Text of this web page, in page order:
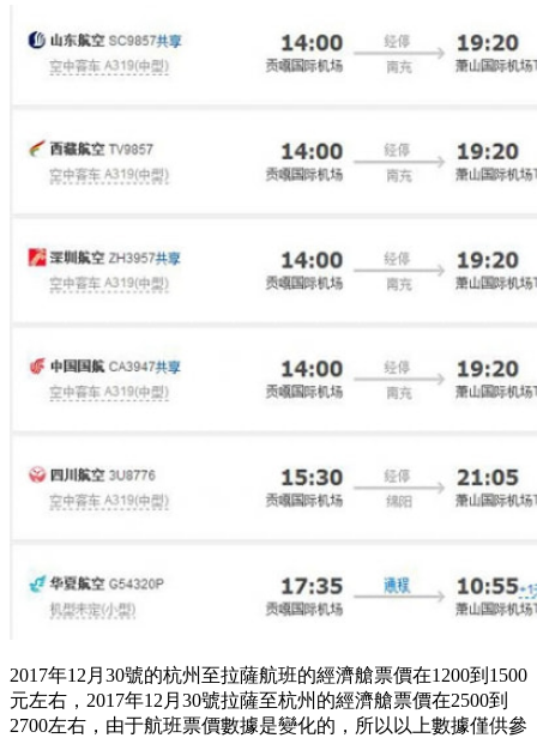
2017年12月30號的杭州至拉薩航班的經濟艙票價在1200到1500
元左右，2017年12月30號拉薩至杭州的經濟艙票價在2500到
2700左右，由于航班票價數據是變化的，所以以上數據僅供參